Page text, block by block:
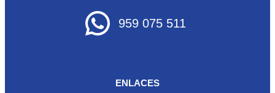
959 075 511
ENLACES